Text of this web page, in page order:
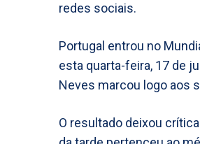
redes sociais.
Portugal entrou no
esta quarta-feira, 17 de
Neves marcou logo aos
O resultado deixou